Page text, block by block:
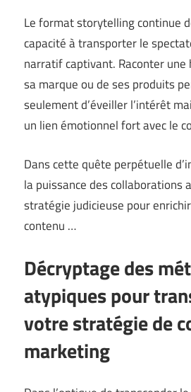
Le format storytelling continue
capacité à transporter le
narratif captivant. Raconter
sa marque ou de ses produits
seulement d’éveiller l’intérêt
un lien émotionnel fort avec le
Dans cette quête perpétuelle
la puissance des collaborations
stratégie judicieuse pour
contenu …
Décryptage des
atypiques pour
votre stratégie de
marketing